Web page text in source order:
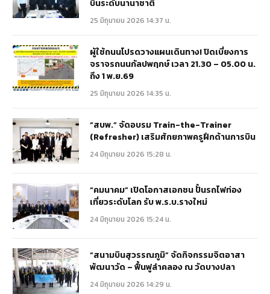
บินระดับนานาชาติ
25 มิถุนายน 2026 14:37 น.
ผู้ใช้ถนนโปรดวางแผนเดินทาง! ปิดเบี่ยงการ
จราจรถนนกัลปพฤกษ์ เวลา 21.30 – 05.00 น.
ถึง 1 พ.ย.69
25 มิถุนายน 2026 14:35 น.
“สบพ.” จัดอบรม Train-the-Trainer
(Refresher) เสริมศักยภาพครูฝึกด้านการบิน
24 มิถุนายน 2026 15:28 น.
“คมนาคม” เปิดโอกาสเอกชน ปั้นรถไฟท่อง
เที่ยวระดับโลก รับ พ.ร.บ.รางใหม่
24 มิถุนายน 2026 15:24 น.
“สนามบินสุวรรณภูมิ” จัดกิจกรรมจิตอาสา
พัฒนาวัด – ฟื้นฟูลำคลอง ณ วัดบางปลา
24 มิถุนายน 2026 14:29 น.